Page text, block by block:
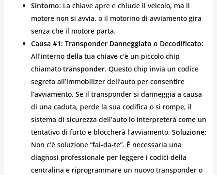
Sintomo: La chiave apre e chiude il veicolo, ma il
motore non si avvia, o il motorino di avviamento gira
senza che il motore parta.
Causa #1: Transponder Danneggiato o Decodificato:
All’interno della tua chiave c’è un piccolo chip
chiamato transponder. Questo chip invia un codice
segreto all’immobilizer dell’auto per consentire
l’avviamento. Se il transponder si danneggia a causa
di una caduta, perde la sua codifica o si rompe, il
sistema di sicurezza dell’auto lo interpreterà come un
tentativo di furto e bloccherà l’avviamento. Soluzione:
Non c’è soluzione “fai-da-te”. È necessaria una
diagnosi professionale per leggere i codici della
centralina e riprogrammare un nuovo transponder o